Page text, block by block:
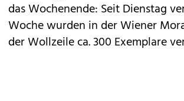
das Wochenende: Seit Dienstag
Woche wurden in der Wiener
der Wollzeile ca. 300 Exemplare